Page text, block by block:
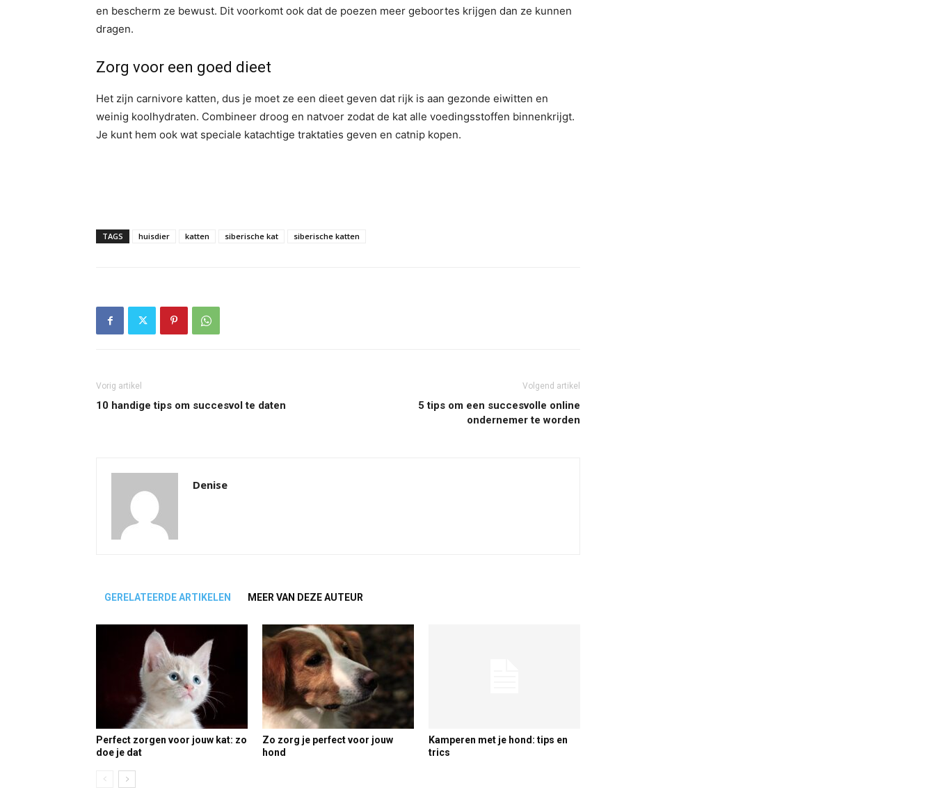
en bescherm ze bewust. Dit voorkomt ook dat de poezen meer geboortes krijgen dan ze kunnen
dragen.
Zorg voor een goed dieet
Het zijn carnivore katten, dus je moet ze een dieet geven dat rijk is aan gezonde eiwitten en
weinig koolhydraten. Combineer droog en natvoer zodat de kat alle voedingsstoffen binnenkrijgt.
Je kunt hem ook wat speciale katachtige traktaties geven en catnip kopen.
TAGS huisdier katten siberische kat siberische katten
Vorig artikel
10 handige tips om succesvol te daten
Volgend artikel
5 tips om een succesvolle online
ondernemer te worden
Denise
GERELATEERDE ARTIKELEN MEER VAN DEZE AUTEUR
Perfect zorgen voor jouw kat: zo
doe je dat
Zo zorg je perfect voor jouw
hond
Kamperen met je hond: tips en
trics